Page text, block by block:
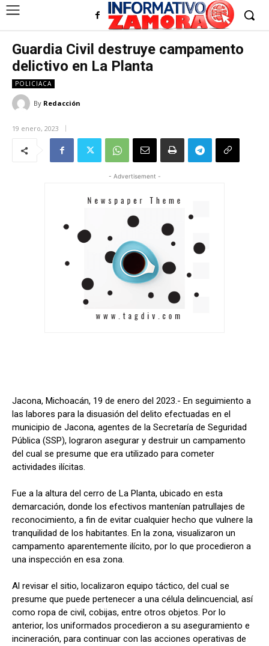
Guardia Civil destruye campamento
delictivo en La Planta
POLICIACA
By Redacción
19 enero, 2023
- Advertisement -
Jacona, Michoacán, 19 de enero del 2023.- En seguimiento a
las labores para la disuasión del delito efectuadas en el
municipio de Jacona, agentes de la Secretaría de Seguridad
Pública (SSP), lograron asegurar y destruir un campamento
del cual se presume que era utilizado para cometer
actividades ilícitas.
Fue a la altura del cerro de La Planta, ubicado en esta
demarcación, donde los efectivos mantenían patrullajes de
reconocimiento, a fin de evitar cualquier hecho que vulnere la
tranquilidad de los habitantes. En la zona, visualizaron un
campamento aparentemente ilícito, por lo que procedieron a
una inspección en esa zona.
Al revisar el sitio, localizaron equipo táctico, del cual se
presume que puede pertenecer a una célula delincuencial, así
como ropa de civil, cobijas, entre otros objetos. Por lo
anterior, los uniformados procedieron a su aseguramiento e
incineración, para continuar con las acciones operativas de